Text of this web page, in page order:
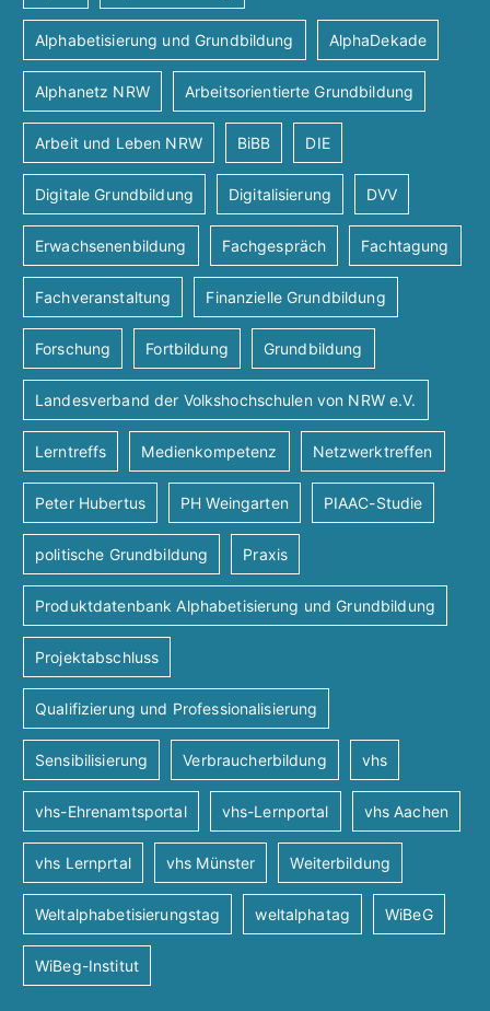
Alphabetisierung und Grundbildung AlphaDekade
Alphanetz NRW Arbeitsorientierte Grundbildung
Arbeit und Leben NRW BiBB DIE
Digitale Grundbildung Digitalisierung DVV
Erwachsenenbildung Fachgespräch Fachtagung
Fachveranstaltung Finanzielle Grundbildung
Forschung Fortbildung Grundbildung
Landesverband der Volkshochschulen von NRW e.V.
Lerntreffs Medienkompetenz Netzwerktreffen
Peter Hubertus PH Weingarten PIAAC-Studie
politische Grundbildung Praxis
Produktdatenbank Alphabetisierung und Grundbildung
Projektabschluss
Qualifizierung und Professionalisierung
Sensibilisierung Verbraucherbildung vhs
vhs-Ehrenamtsportal vhs-Lernportal vhs Aachen
vhs Lernprtal vhs Münster Weiterbildung
Weltalphabetisierungstag weltalphatag WiBeG
WiBeg-Institut